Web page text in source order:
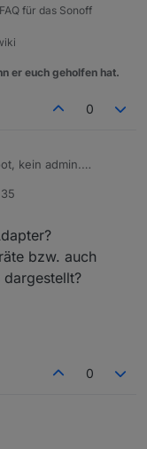
für das Sonoff
er euch geholfen hat.
0
kein admin.
für die Devices.
jeweis nur
bzw. auch
0